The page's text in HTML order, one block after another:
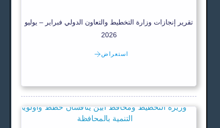
تقرير إنجازات وزارة التخطيط والتعاون الدولي فبراير – يوليو
2026
استعراض